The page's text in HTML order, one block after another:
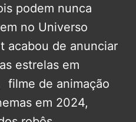
podem nunca
no Universo
acabou de anunciar
estrelas em
filme de animação
em 2024,